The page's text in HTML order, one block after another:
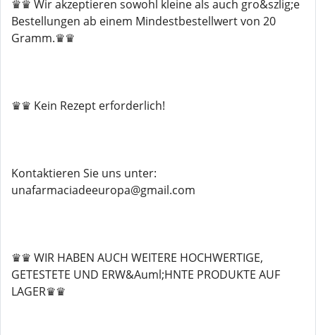
♛♛ Wir akzeptieren sowohl kleine als auch gro&szlig;e
Bestellungen ab einem Mindestbestellwert von 20
Gramm.♛♛
♛♛ Kein Rezept erforderlich!
Kontaktieren Sie uns unter:
unafarmaciadeeuropa@gmail.com
♛♛ WIR HABEN AUCH WEITERE HOCHWERTIGE,
GETESTETE UND ERW&Auml;HNTE PRODUKTE AUF
LAGER♛♛